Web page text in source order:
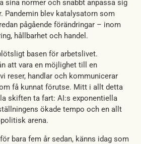
sina normer och snabbt anpassa sig
Pandemin blev katalysatorn som
pågående förändringar – inom
hållbarhet och handel.
basen för arbetslivet.
att vara en möjlighet till en
reser, handlar och kommunicerar
få kunnat förutse. Mitt i allt detta
skiften ta fart: AI:s exponentiella
ökade tempo och en allt
arena.
bara fem år sedan, känns idag som